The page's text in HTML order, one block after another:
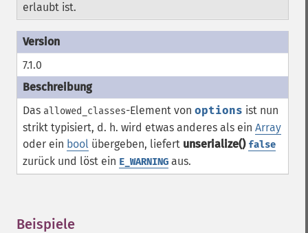
erlaubt ist.
7.1.0
Das allowed_classes-Element von options ist nun
strikt typisiert, d. h. wird etwas anderes als ein Array
oder ein bool übergeben, liefert unserialize() false
zurück und löst ein E_WARNING aus.
Beispiele